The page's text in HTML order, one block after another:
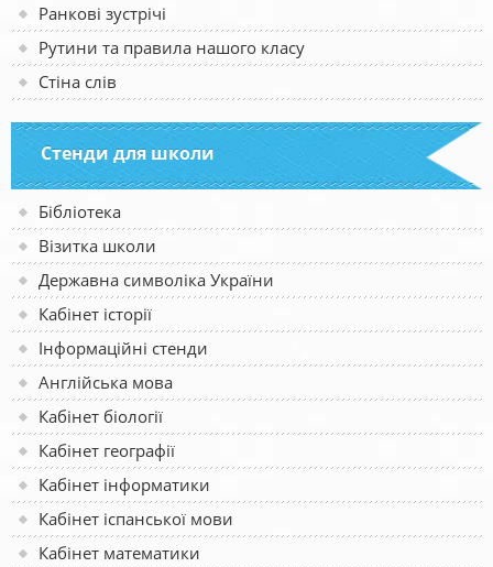
Ранкові зустрічі
Рутини та правила нашого класу
Стіна слів
Стенди для школи
Бібліотека
Візитка школи
Державна символіка України
Кабінет історії
Інформаційні стенди
Англійська мова
Кабінет біології
Кабінет географії
Кабінет інформатики
Кабінет іспанської мови
Кабінет математики